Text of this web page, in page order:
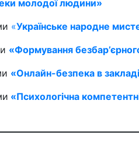
молодої людини»
«Українське народне
«Формування
«Онлайн-безпека в
«Психологічна